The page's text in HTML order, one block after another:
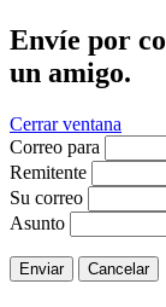
Envíe por
un amigo.
Cerrar ventana
Correo para
Remitente
Su correo
Asunto
Enviar Cancelar